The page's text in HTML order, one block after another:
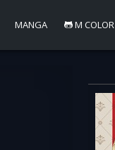
MANGA M COLOR